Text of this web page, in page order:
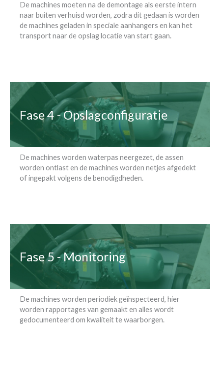
De machines moeten na de demontage als eerste intern
naar buiten verhuisd worden, zodra dit gedaan is worden
de machines geladen in speciale aanhangers en kan het
transport naar de opslag locatie van start gaan.
Fase 4 - Opslagconfiguratie
De machines worden waterpas neergezet, de assen
worden ontlast en de machines worden netjes afgedekt
of ingepakt volgens de benodigdheden.
Fase 5 - Monitoring
De machines worden periodiek geïnspecteerd, hier
worden rapportages van gemaakt en alles wordt
gedocumenteerd om kwaliteit te waarborgen.